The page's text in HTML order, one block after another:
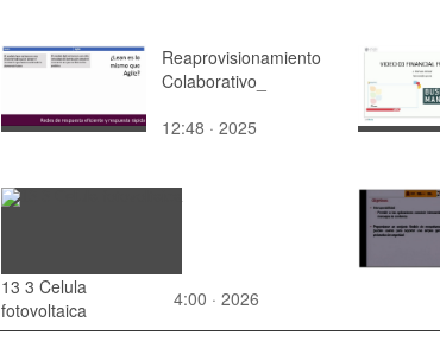
Reaprovisionamiento
Colaborativo_
12:48 · 2025
13 3 Celula
fotovoltaica
4:00 · 2026